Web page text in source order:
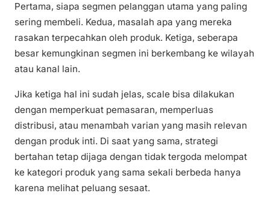
Pertama, siapa segmen pelanggan utama yang paling
sering membeli. Kedua, masalah apa yang mereka
rasakan terpecahkan oleh produk. Ketiga, seberapa
besar kemungkinan segmen ini berkembang ke wilayah
atau kanal lain.
Jika ketiga hal ini sudah jelas, scale bisa dilakukan
dengan memperkuat pemasaran, memperluas
distribusi, atau menambah varian yang masih relevan
dengan produk inti. Di saat yang sama, strategi
bertahan tetap dijaga dengan tidak tergoda melompat
ke kategori produk yang sama sekali berbeda hanya
karena melihat peluang sesaat.